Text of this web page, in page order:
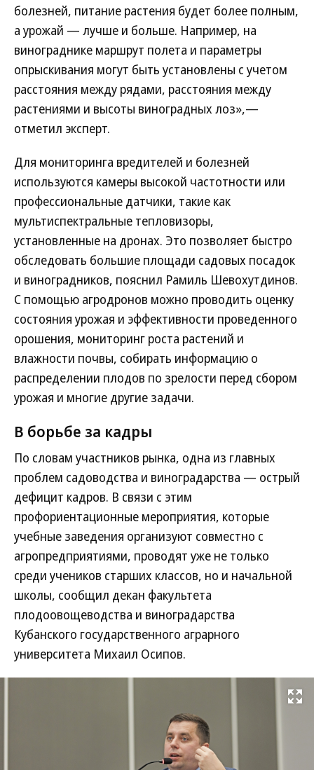
болезней, питание растения будет более полным,
а урожай — лучше и больше. Например, на
винограднике маршрут полета и параметры
опрыскивания могут быть установлены с учетом
расстояния между рядами, расстояния между
растениями и высоты виноградных лоз»,—
отметил эксперт.
Для мониторинга вредителей и болезней
используются камеры высокой частотности или
профессиональные датчики, такие как
мультиспектральные тепловизоры,
установленные на дронах. Это позволяет быстро
обследовать большие площади садовых посадок
и виноградников, пояснил Рамиль Шевохутдинов.
С помощью агродронов можно проводить оценку
состояния урожая и эффективности проведенного
орошения, мониторинг роста растений и
влажности почвы, собирать информацию о
распределении плодов по зрелости перед сбором
урожая и многие другие задачи.
В борьбе за кадры
По словам участников рынка, одна из главных
проблем садоводства и виноградарства — острый
дефицит кадров. В связи с этим
профориентационные мероприятия, которые
учебные заведения организуют совместно с
агропредприятиями, проводят уже не только
среди учеников старших классов, но и начальной
школы, сообщил декан факультета
плодоовощеводства и виноградарства
Кубанского государственного аграрного
университета Михаил Осипов.
Развернуть